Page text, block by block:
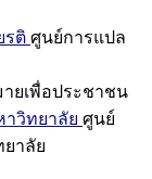
รติ ศูนย์การแปล
ยเพื่อประชาชน
วิทยาลัย ศูนย์
าลัย